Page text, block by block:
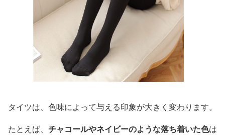
タイツは、色味によって与える印象が大きく変わります。
たとえば、 チャコールやネイビーのような落ち着いた色は